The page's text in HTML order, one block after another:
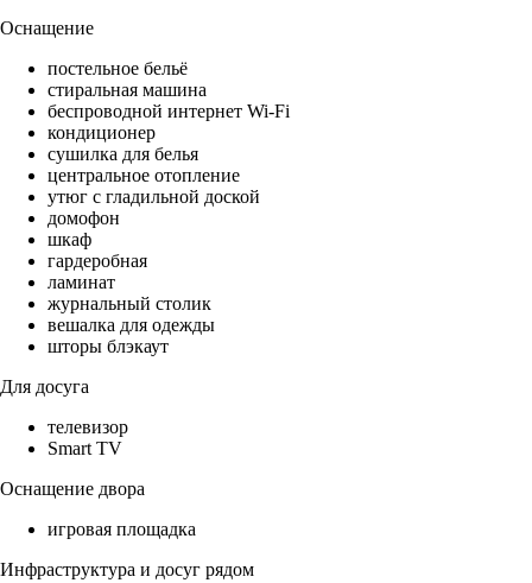
Оснащение
постельное бельё
стиральная машина
беспроводной интернет Wi-Fi
кондиционер
сушилка для белья
центральное отопление
утюг с гладильной доской
домофон
шкаф
гардеробная
ламинат
журнальный столик
вешалка для одежды
шторы блэкаут
Для досуга
телевизор
Smart TV
Оснащение двора
игровая площадка
Инфраструктура и досуг рядом